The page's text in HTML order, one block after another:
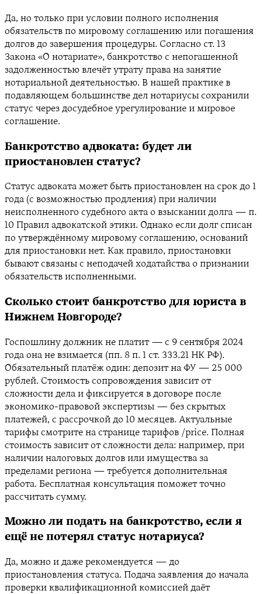
Да, но только при условии полного исполнения
обязательств по мировому соглашению или погашения
долгов до завершения процедуры. Согласно ст. 13
Закона «О нотариате», банкротство с непогашенной
задолженностью влечёт утрату права на занятие
нотариальной деятельностью. В нашей практике в
подавляющем большинстве дел нотариусы сохранили
статус через досудебное урегулирование и мировое
соглашение.
Банкротство адвоката: будет ли
приостановлен статус?
Статус адвоката может быть приостановлен на срок до 1
года (с возможностью продления) при наличии
неисполненного судебного акта о взыскании долга — п.
10 Правил адвокатской этики. Однако если долг списан
по утверждённому мировому соглашению, оснований
для приостановки нет. Как правило, приостановки
бывают связаны с неподачей ходатайства о признании
обязательств исполненными.
Сколько стоит банкротство для юриста в
Нижнем Новгороде?
Госпошлину должник не платит — с 9 сентября 2024
года она не взимается (пп. 8 п. 1 ст. 333.21 НК РФ).
Обязательный платёж один: депозит на ФУ — 25 000
рублей. Стоимость сопровождения зависит от
сложности дела и фиксируется в договоре после
экономико-правовой экспертизы — без скрытых
платежей, с рассрочкой до 10 месяцев. Актуальные
тарифы смотрите на странице тарифов /price. Полная
стоимость зависит от сложности дела: например, при
наличии налоговых долгов или имущества за
пределами региона — требуется дополнительная
работа. Бесплатная консультация поможет точно
рассчитать сумму.
Можно ли подать на банкротство, если я
ещё не потерял статус нотариуса?
Да, можно и даже рекомендуется — до
приостановления статуса. Подача заявления до начала
проверки квалификационной комиссией даёт